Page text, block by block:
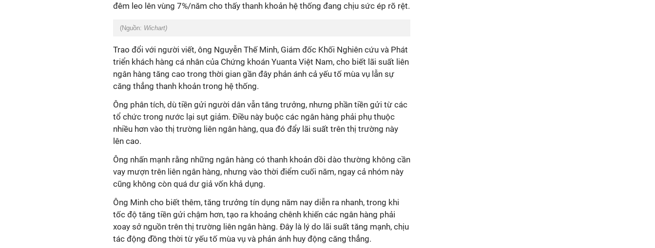
đêm leo lên vùng 7%/năm cho thấy thanh khoản hệ thống đang chịu sức ép rõ rệt.
(Nguồn: Wichart)
Trao đổi với người viết, ông Nguyễn Thế Minh, Giám đốc Khối Nghiên cứu và Phát
triển khách hàng cá nhân của Chứng khoán Yuanta Việt Nam, cho biết lãi suất liên
ngân hàng tăng cao trong thời gian gần đây phản ánh cả yếu tố mùa vụ lẫn sự
căng thẳng thanh khoản trong hệ thống.
Ông phân tích, dù tiền gửi người dân vẫn tăng trưởng, nhưng phần tiền gửi từ các
tổ chức trong nước lại sụt giảm. Điều này buộc các ngân hàng phải phụ thuộc
nhiều hơn vào thị trường liên ngân hàng, qua đó đẩy lãi suất trên thị trường này
lên cao.
Ông nhấn mạnh rằng những ngân hàng có thanh khoản dồi dào thường không cần
vay mượn trên liên ngân hàng, nhưng vào thời điểm cuối năm, ngay cả nhóm này
cũng không còn quá dư giả vốn khả dụng.
Ông Minh cho biết thêm, tăng trưởng tín dụng năm nay diễn ra nhanh, trong khi
tốc độ tăng tiền gửi chậm hơn, tạo ra khoảng chênh khiến các ngân hàng phải
xoay sở nguồn trên thị trường liên ngân hàng. Đây là lý do lãi suất tăng mạnh, chịu
tác động đồng thời từ yếu tố mùa vụ và phản ánh huy động căng thẳng.